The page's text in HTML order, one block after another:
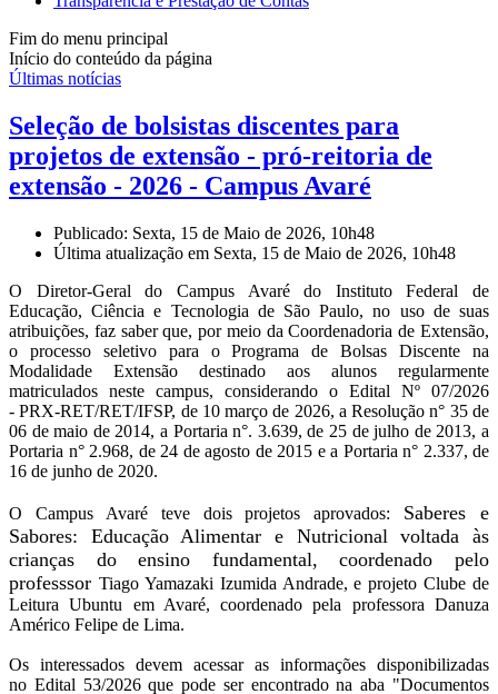
Fim do menu principal
Início do conteúdo da página
Últimas notícias
Seleção de bolsistas discentes para
projetos de extensão - pró-reitoria de
extensão - 2026 - Campus Avaré
Publicado: Sexta, 15 de Maio de 2026, 10h48
Última atualização em Sexta, 15 de Maio de 2026, 10h48
O Diretor-Geral do Campus Avaré do Instituto Federal de
Educação, Ciência e Tecnologia de São Paulo, no uso de suas
atribuições, faz saber que, por meio da Coordenadoria de Extensão,
o processo seletivo para o Programa de Bolsas Discente na
Modalidade Extensão destinado aos alunos regularmente
matriculados neste campus, considerando o Edital Nº 07/2026
- PRX-RET/RET/IFSP, de 10 março de 2026, a Resolução n° 35 de
06 de maio de 2014, a Portaria n°. 3.639, de 25 de julho de 2013, a
Portaria n° 2.968, de 24 de agosto de 2015 e a Portaria n° 2.337, de
16 de junho de 2020.
O Campus Avaré teve dois projetos aprovados: Saberes e
Sabores: Educação Alimentar e Nutricional voltada às
crianças do ensino fundamental, coordenado pelo
professsor Tiago Yamazaki Izumida Andrade, e projetoClube de
Leitura Ubuntu em Avaré, coordenado pela professora Danuza
Américo Felipe de Lima.
Os interessados devem acessar as informações disponibilizadas
no Edital 53/2026 que pode ser encontrado na aba "Documentos